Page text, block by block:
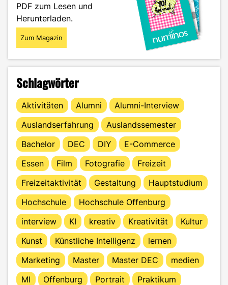
PDF zum Lesen und
Herunterladen.
Zum Magazin
Schlagwörter
Aktivitäten Alumni
Alumni-Interview
Auslandserfahrung
Auslandssemester
Bachelor
DEC DIY
E-Commerce
Essen
Film Fotografie
Freizeit
Freizeitaktivität
Gestaltung
Hauptstudium
Hochschule
Hochschule Offenburg
interview
KI kreativ Kreativität
Kultur
Kunst
Künstliche Intelligenz
lernen
Marketing
Master Master DEC
medien
MI
Offenburg Portrait
Praktikum